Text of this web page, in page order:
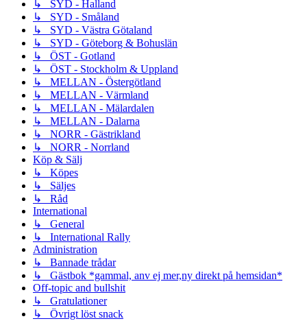
↳ SYD - Halland
↳ SYD - Småland
↳ SYD - Västra Götaland
↳ SYD - Göteborg & Bohuslän
↳ ÖST - Gotland
↳ ÖST - Stockholm & Uppland
↳ MELLAN - Östergötland
↳ MELLAN - Värmland
↳ MELLAN - Mälardalen
↳ MELLAN - Dalarna
↳ NORR - Gästrikland
↳ NORR - Norrland
Köp & Sälj
↳ Köpes
↳ Säljes
↳ Råd
International
↳ General
↳ International Rally
Administration
↳ Bannade trådar
↳ Gästbok *gammal, anv ej mer,ny direkt på hemsidan*
Off-topic and bullshit
↳ Gratulationer
↳ Övrigt löst snack